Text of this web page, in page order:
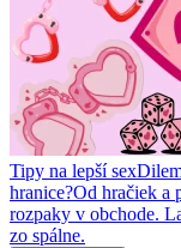
Tipy na lepší sex
hranice?Od hračiek a
rozpaky v obchode.
zo spálne.